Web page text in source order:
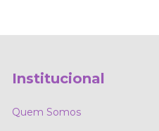
Institucional
Quem Somos